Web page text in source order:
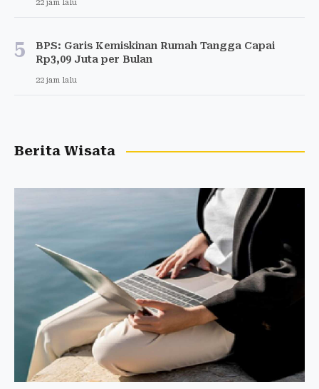
22 jam lalu
5
BPS: Garis Kemiskinan Rumah Tangga Capai
Rp3,09 Juta per Bulan
22 jam lalu
Berita Wisata